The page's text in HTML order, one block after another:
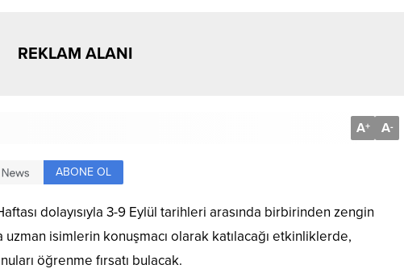
REKLAM ALANI
A+ A-
ABONE OL
dolayısıyla 3-9 Eylül tarihleri arasında birbirinden zengin
isimlerin konuşmacı olarak katılacağı etkinliklerde,
öğrenme fırsatı bulacak.